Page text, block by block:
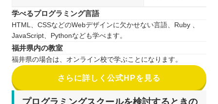
学べるプログラミング言語
HTML、CSSなどのWebデザインに欠かせない言語、Ruby 、
JavaScript、Pythonなども学べます。
福井県内の教室
福井県の場合は、オンライン校で学ぶことになります。
さらに詳しく公式HPを見る
プログラミングスクールを検討するときの